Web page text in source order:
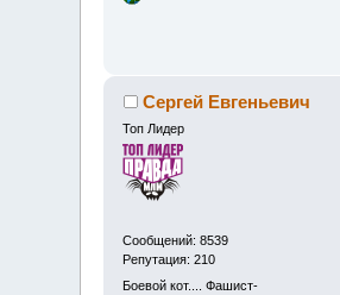
Сергей Евгеньевич
Топ Лидер
Сообщений: 8539
Репутация: 210
Боевой кот.... Фашист-